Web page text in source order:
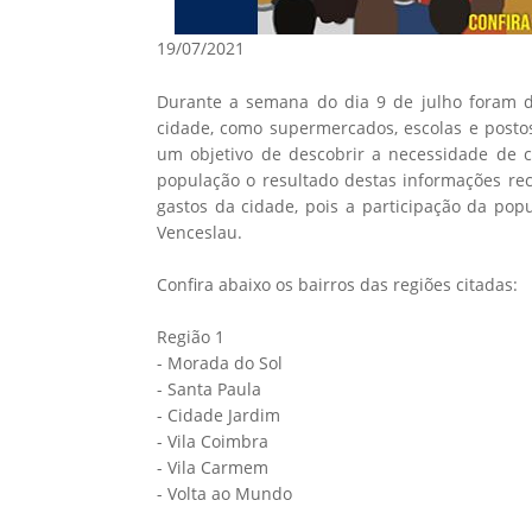
19/07/2021
Durante a semana do dia 9 de julho foram
cidade, como supermercados, escolas e
um objetivo de descobrir a necessidade de
população o resultado destas informações
gastos da cidade, pois a participação da
Venceslau.
Confira abaixo os bairros das regiões citadas:
Região 1
- Morada do Sol
- Santa Paula
- Cidade Jardim
- Vila Coimbra
- Vila Carmem
- Volta ao Mundo